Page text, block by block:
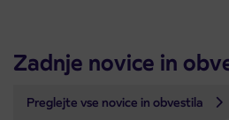
Zadnje novice in
Preglejte vse novice in obvestila